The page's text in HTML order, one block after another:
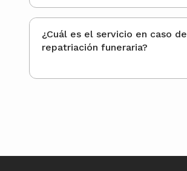
¿Cuál es el servicio en caso de
repatriación funeraria?